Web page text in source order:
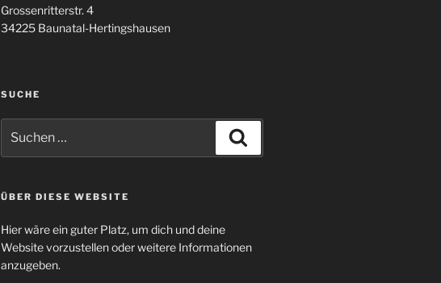
Grossenritterstr. 4
34225 Baunatal-Hertingshausen
SUCHE
nach:
ÜBER DIESE WEBSITE
Hier wäre ein guter Platz, um dich und deine
Website vorzustellen oder weitere Informationen
anzugeben.